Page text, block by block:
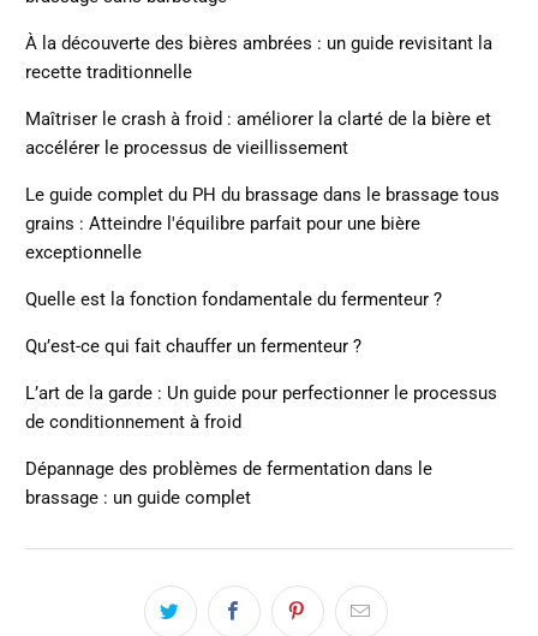
À la découverte des bières ambrées : un guide revisitant la
recette traditionnelle
Maîtriser le crash à froid : améliorer la clarté de la bière et
accélérer le processus de vieillissement
Le guide complet du PH du brassage dans le brassage tous
grains : Atteindre l'équilibre parfait pour une bière
exceptionnelle
Quelle est la fonction fondamentale du fermenteur ?
Qu’est-ce qui fait chauffer un fermenteur ?
L’art de la garde : Un guide pour perfectionner le processus
de conditionnement à froid
Dépannage des problèmes de fermentation dans le
brassage : un guide complet